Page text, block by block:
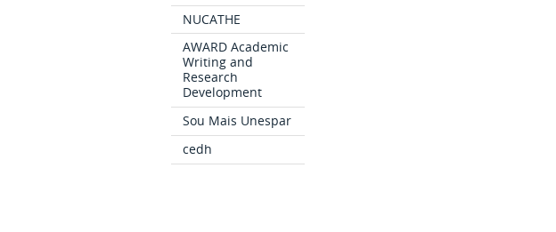
NUCATHE
AWARD Academic
Writing and
Research
Development
Sou Mais Unespar
cedh